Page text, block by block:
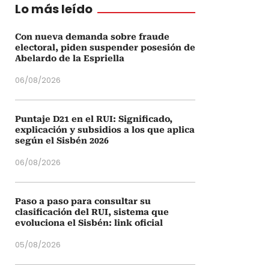
Lo más leído
Con nueva demanda sobre fraude
electoral, piden suspender posesión de
Abelardo de la Espriella
06/08/2026
Puntaje D21 en el RUI: Significado,
explicación y subsidios a los que aplica
según el Sisbén 2026
06/08/2026
Paso a paso para consultar su
clasificación del RUI, sistema que
evoluciona el Sisbén: link oficial
05/08/2026